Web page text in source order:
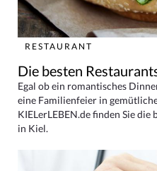
RESTAURANT
Die besten
Egal ob ein romantisches
eine Familienfeier in
KIELerLEBEN.de finden Sie
in Kiel.